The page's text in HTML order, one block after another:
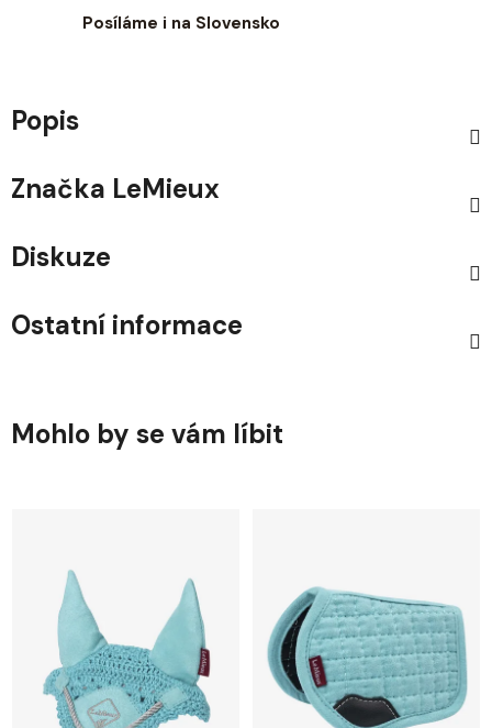
Posíláme i na Slovensko
Popis
Značka LeMieux
Diskuze
Ostatní informace
Mohlo by se vám líbit